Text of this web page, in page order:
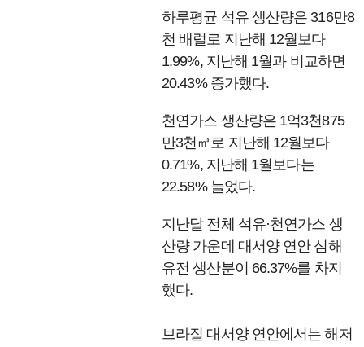
하루평균 석유 생산량은 316만8
천 배럴로 지난해 12월보다
1.99%, 지난해 1월과 비교하면
20.43% 증가했다.
천연가스 생산량은 1억3천875
만3천㎥로 지난해 12월보다
0.71%, 지난해 1월보다는
22.58% 늘었다.
지난달 전체 석유·천연가스 생
산량 가운데 대서양 연안 심해
유전 생산분이 66.37%를 차지
했다.
브라질 대서양 연안에서는 해저